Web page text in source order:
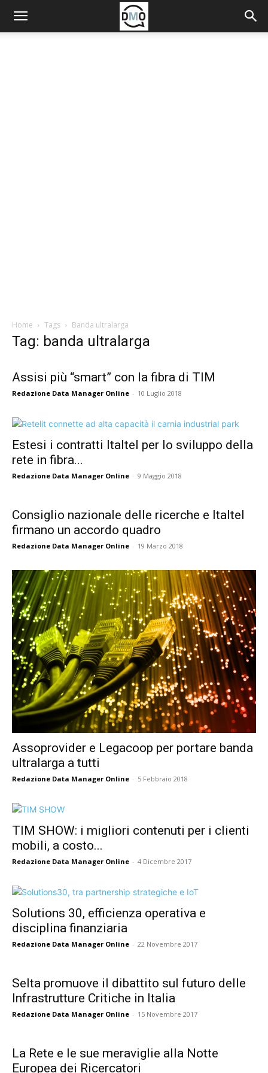
Home Tags Banda ultralarga
Tag: banda ultralarga
Assisi più “smart” con la fibra di TIM
Redazione Data Manager Online - 10 Luglio 2018
Estesi i contratti Italtel per lo sviluppo della
rete in fibra...
Redazione Data Manager Online - 9 Maggio 2018
Consiglio nazionale delle ricerche e Italtel
firmano un accordo quadro
Redazione Data Manager Online - 19 Marzo 2018
Assoprovider e Legacoop per portare banda
ultralarga a tutti
Redazione Data Manager Online - 5 Febbraio 2018
TIM SHOW: i migliori contenuti per i clienti
mobili, a costo...
Redazione Data Manager Online - 4 Dicembre 2017
Solutions 30, efficienza operativa e
disciplina finanziaria
Redazione Data Manager Online - 22 Novembre 2017
Selta promuove il dibattito sul futuro delle
Infrastrutture Critiche in Italia
Redazione Data Manager Online - 15 Novembre 2017
La Rete e le sue meraviglie alla Notte
Europea dei Ricercatori